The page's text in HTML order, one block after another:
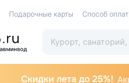
Подарочные карты Способ